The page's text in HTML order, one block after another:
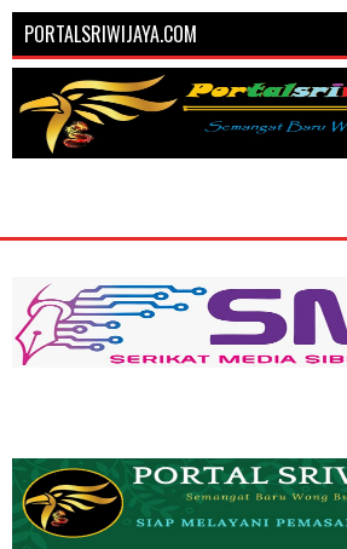
PORTALSRIWIJAYA.COM